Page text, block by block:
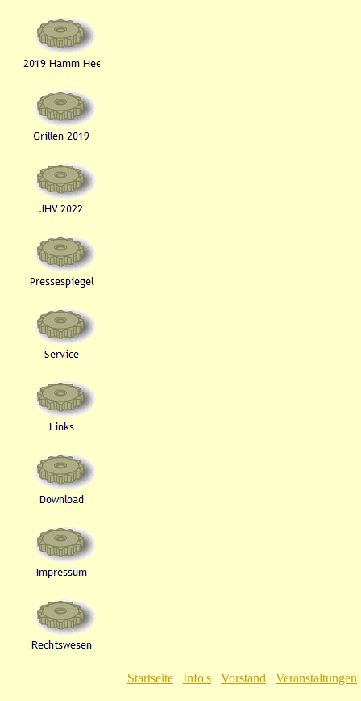
Startseite Info's Vorstand Veranstaltungen